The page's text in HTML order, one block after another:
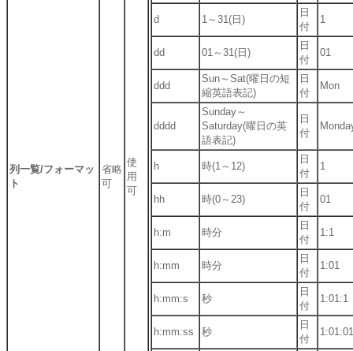
列一覧/フォーマッ
ト
省略
可
使
用
可
d 1～31(日)
日
付
1
dd 01～31(日)
日
付
01
ddd
Sun～Sat(曜日の短
縮英語表記)
日
付
Mon
dddd
Sunday～
Saturday(曜日の英
語表記)
日
付
h 時(1～12)
日
付
1
hh 時(0～23)
日
付
01
h:m 時分
日
付
1:1
h:mm 時分
日
付
1:01
h:mm:s 秒
日
付
1:01:1
h:mm:ss 秒
日
付
1:01:01